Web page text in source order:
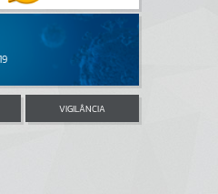
VIGILÂNCIA